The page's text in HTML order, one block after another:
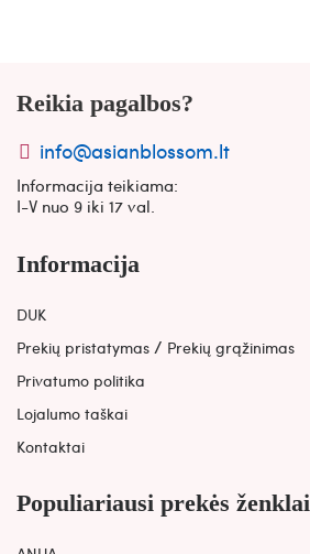
Reikia pagalbos?
info@asianblossom.lt
Informacija teikiama:
I-V nuo 9 iki 17 val.
Informacija
DUK
Prekių pristatymas / Prekių grąžinimas
Privatumo politika
Lojalumo taškai
Kontaktai
Populiariausi prekės ženklai